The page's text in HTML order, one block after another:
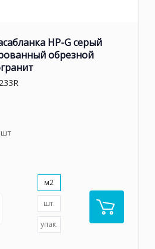
HP-G серый
обрезной
шт
м2
шт.
упак.